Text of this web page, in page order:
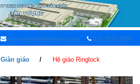
024.3514.1997
tanvuongsteel@yahoo.com
Giàn giáo Hệ giáo Ringlock